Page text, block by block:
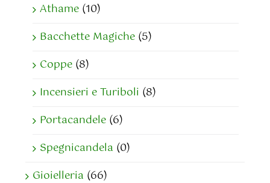
Athame (10)
Bacchette Magiche (5)
Coppe (8)
Incensieri e Turiboli (8)
Portacandele (6)
Spegnicandela (0)
Gioielleria (66)